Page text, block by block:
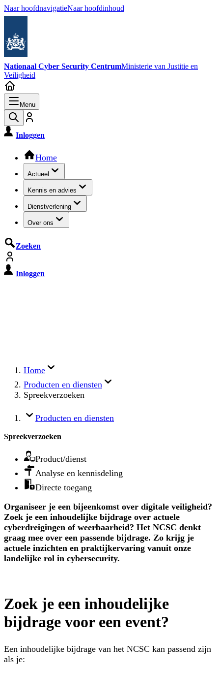
Naar hoofdnavigatieNaar hoofdinhoud
Nationaal Cyber Security CentrumMinisterie van Justitie en
Veiligheid
Menu
Inloggen
Hoofdnavigatie
Home
Actueel
Kennis en advies
Dienstverlening
Over ons
Zoeken
Inloggen
Home
Producten en diensten
Spreekverzoeken
Producten en diensten
Spreekverzoeken
Product/dienst
Analyse en kennisdeling
Directe toegang
Organiseer je een bijeenkomst over digitale veiligheid?
Zoek je een inhoudelijke bijdrage over actuele
cyberdreigingen of weerbaarheid? Het NCSC denkt
graag mee over een passende bijdrage. Zo krijg je
actuele inzichten en praktijkervaring vanuit onze
landelijke rol in cybersecurity.
Zoek je een inhoudelijke
bijdrage voor een event?
Een inhoudelijke bijdrage van het NCSC kan passend zijn
als je: